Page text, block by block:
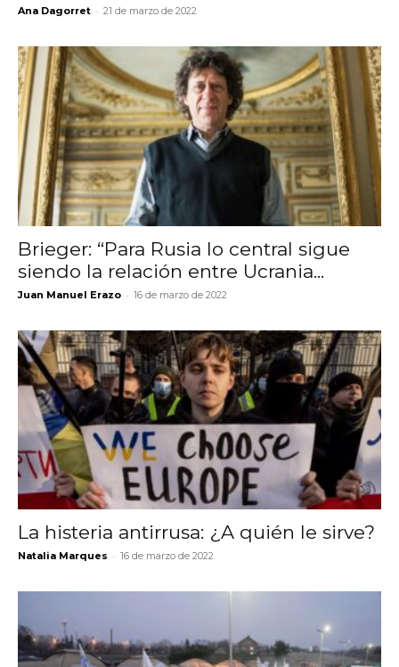
Ana Dagorret - 21 de marzo de 2022
Brieger: “Para Rusia lo central sigue
siendo la relación entre Ucrania...
Juan Manuel Erazo - 16 de marzo de 2022
La histeria antirrusa: ¿A quién le sirve?
Natalia Marques - 16 de marzo de 2022